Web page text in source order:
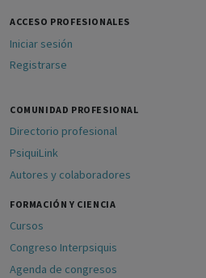
ACCESO PROFESIONALES
Iniciar sesión
Registrarse
COMUNIDAD PROFESIONAL
Directorio profesional
PsiquiLink
Autores y colaboradores
FORMACIÓN Y CIENCIA
Cursos
Congreso Interpsiquis
Agenda de congresos